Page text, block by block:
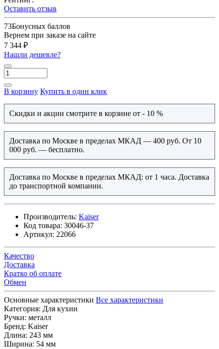
Оставить отзыв
73Бонусных баллов
Вернем при заказе на сайте
7 344 ₽
Нашли дешевле?
В корзину Купить в один клик
Скидки и акции смотрите в корзине от - 10 %
Доставка по Москве в пределах МКАД — 400 руб. От 10
000 руб. — бесплатно.
Доставка по Москве в пределах МКАД: от 1 часа. Доставка
до транспортной компании.
Производитель: Kaiser
Код товара: 30046-37
Артикул: 22066
Качество
Доставка
Кратко об оплате
Обмен
Основные характеристики Все характеристики
Категория: Для кухни
Ручки: металл
Бренд: Kaiser
Длина: 243 мм
Ширина: 54 мм